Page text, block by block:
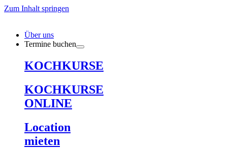
Zum Inhalt springen
Über uns
Termine buchen
KOCHKURSE
KOCHKURSE
ONLINE
Location
mieten